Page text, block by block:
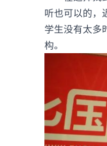
听也可以的，
学生没有太多
构。